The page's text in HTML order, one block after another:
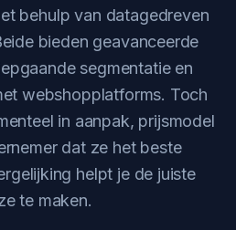
behulp van datagedreven
bieden geavanceerde
segmentatie en
webshopplatforms. Toch
in aanpak, prijsmodel
dat ze het beste
helpt je de juiste
te maken.